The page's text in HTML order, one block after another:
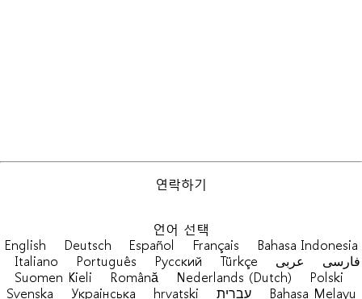
연락하기
언어 선택
English
Deutsch Español Français
Bahasa Indonesia
Italiano
Português Русский Türkçe فارسی
عربى
Suomen Kieli
Română Nederlands (Dutch)
Polski
Svenska
Украiнська hrvatski עברית Bahasa Melayu